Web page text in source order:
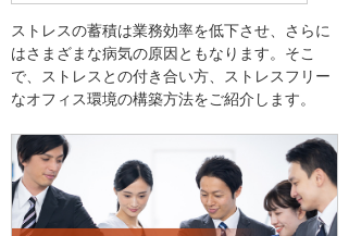
ストレスの蓄積は業務効率を低下させ、さらに
はさまざまな病気の原因ともなります。そこ
で、ストレスとの付き合い方、ストレスフリー
なオフィス環境の構築方法をご紹介します。